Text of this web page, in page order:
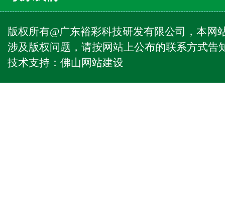
版权所有@广东裕彩科技研发有限公司，本网
涉及版权问题，请按网站上公布的联系方式告
技术支持： 佛山网站建设